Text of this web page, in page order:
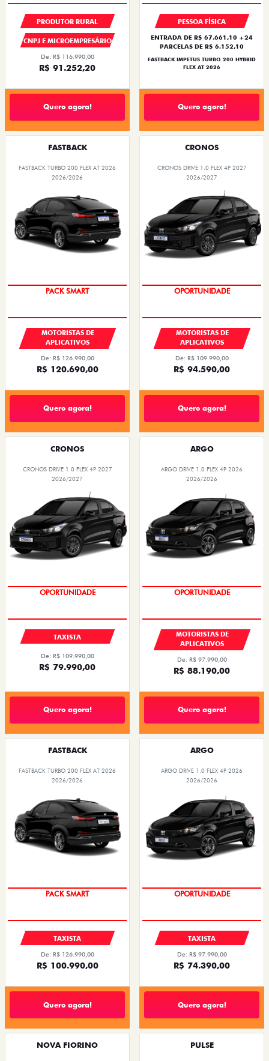
PRODUTOR RURAL
CNPJ E MICROEMPRESÁRIO
De: R$ 116.990,00
R$ 91.252,20
Quero agora!
PESSOA FÍSICA
ENTRADA DE R$ 67.661,10 +24
PARCELAS DE R$ 6.152,10
FASTBACK IMPETUS TURBO 200 HYBRID
FLEX AT 2026
Quero agora!
FASTBACK
FASTBACK TURBO 200 FLEX AT 2026
2026/2026
PACK SMART
MOTORISTAS DE
APLICATIVOS
De: R$ 126.990,00
R$ 120.690,00
Quero agora!
CRONOS
CRONOS DRIVE 1.0 FLEX 4P 2027
2026/2027
OPORTUNIDADE
MOTORISTAS DE
APLICATIVOS
De: R$ 109.990,00
R$ 94.590,00
Quero agora!
CRONOS
CRONOS DRIVE 1.0 FLEX 4P 2027
2026/2027
OPORTUNIDADE
TAXISTA
De: R$ 109.990,00
R$ 79.990,00
Quero agora!
ARGO
ARGO DRIVE 1.0 FLEX 4P 2026
2026/2026
OPORTUNIDADE
MOTORISTAS DE
APLICATIVOS
De: R$ 97.990,00
R$ 88.190,00
Quero agora!
FASTBACK
FASTBACK TURBO 200 FLEX AT 2026
2026/2026
PACK SMART
TAXISTA
De: R$ 126.990,00
R$ 100.990,00
Quero agora!
ARGO
ARGO DRIVE 1.0 FLEX 4P 2026
2026/2026
OPORTUNIDADE
TAXISTA
De: R$ 97.990,00
R$ 74.390,00
Quero agora!
NOVA FIORINO PULSE